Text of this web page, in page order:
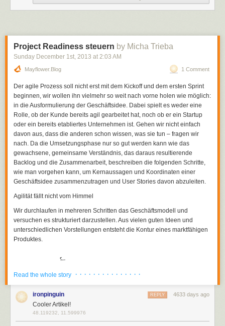
Project Readiness steuern by Micha Trieba
Sunday December 1st, 2013 at 2:03 AM
Mayflower.blog 1 Comment
Der agile Prozess soll nicht erst mit dem Kickoff und dem ersten Sprint
beginnen, wir wollen ihn vielmehr so weit nach vorne holen wie möglich:
in die Ausformulierung der Geschäftsidee. Dabei spielt es weder eine
Rolle, ob der Kunde bereits agil gearbeitet hat, noch ob er ein Startup
oder ein bereits etabliertes Unternehmen ist. Gehen wir nicht einfach
davon aus, dass die anderen schon wissen, was sie tun – fragen wir
nach. Da die Umsetzungsphase nur so gut werden kann wie das
gewachsene, gemeinsame Verständnis, das daraus resultierende
Backlog und die Zusammenarbeit, beschreiben die folgenden Schritte,
wie man vorgehen kann, um Kernaussagen und Koordinaten einer
Geschäftsidee zusammenzutragen und User Stories davon abzuleiten.
Agilität fällt nicht vom Himmel
Wir durchlaufen in mehreren Schritten das Geschäftsmodell und
versuchen es strukturiert darzustellen. Aus vielen guten Ideen und
unterschiedlichen Vorstellungen entsteht die Kontur eines marktfähigen
Produktes.
Read the whole story · · · · · · · · · · · · · · ·
ironpinguin 4633 days ago
REPLY
Cooler Artikel!
48.119232, 11.599976